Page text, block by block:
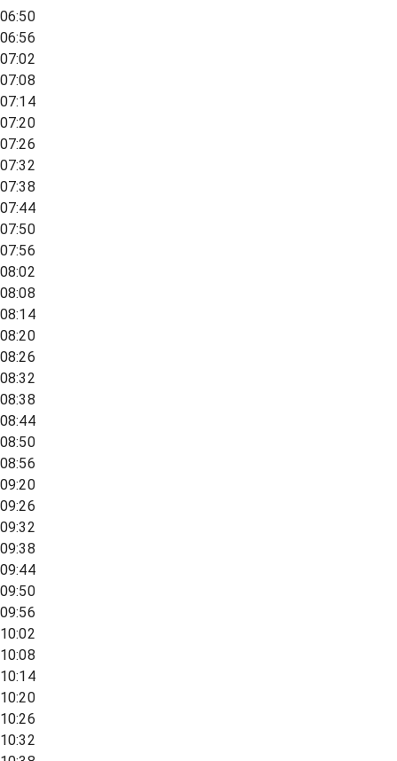
06:50
06:56
07:02
07:08
07:14
07:20
07:26
07:32
07:38
07:44
07:50
07:56
08:02
08:08
08:14
08:20
08:26
08:32
08:38
08:44
08:50
08:56
09:20
09:26
09:32
09:38
09:44
09:50
09:56
10:02
10:08
10:14
10:20
10:26
10:32